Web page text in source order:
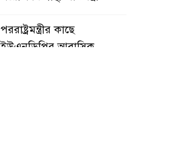
পররাষ্ট্রমন্ত্রীর কা‌ছে
ইউএনডিপির আবাসিক